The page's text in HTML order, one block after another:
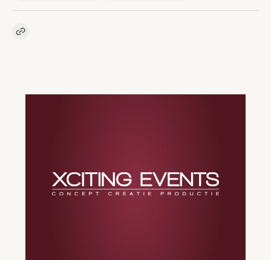
Kopieer link naar artikel